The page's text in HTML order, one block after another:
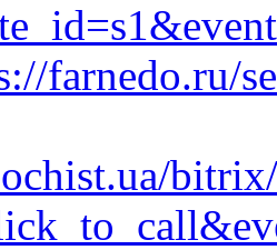
farnedo.ru/